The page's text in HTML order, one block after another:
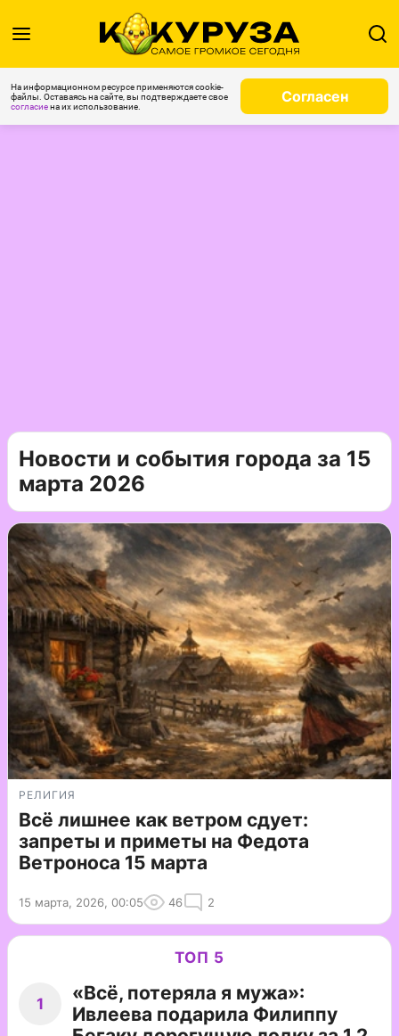
На информационном ресурсе применяются cookie-
файлы. Оставаясь на сайте, вы подтверждаете свое
согласиена их использование.
Согласен
Новости и события города за 15
марта 2026
РЕЛИГИЯ
Всё лишнее как ветром сдует:
запреты и приметы на Федота
Ветроноса 15 марта
15 марта, 2026, 00:05 46 2
ТОП 5
1
«Всё, потеряла я мужа»:
Ивлеева подарила Филиппу